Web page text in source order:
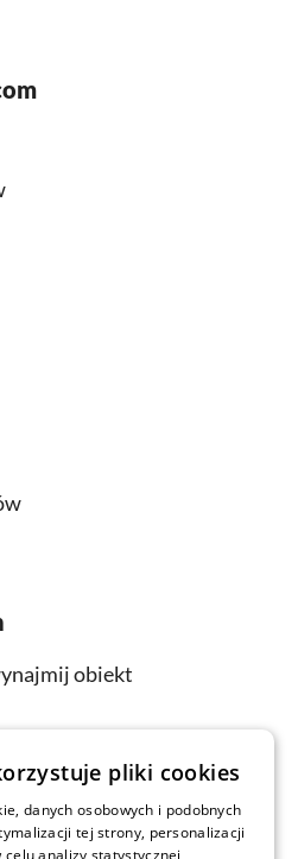
obiekt
pliki cookies
danych osobowych i podobnych
tej strony, personalizacji
analizy statystycznej